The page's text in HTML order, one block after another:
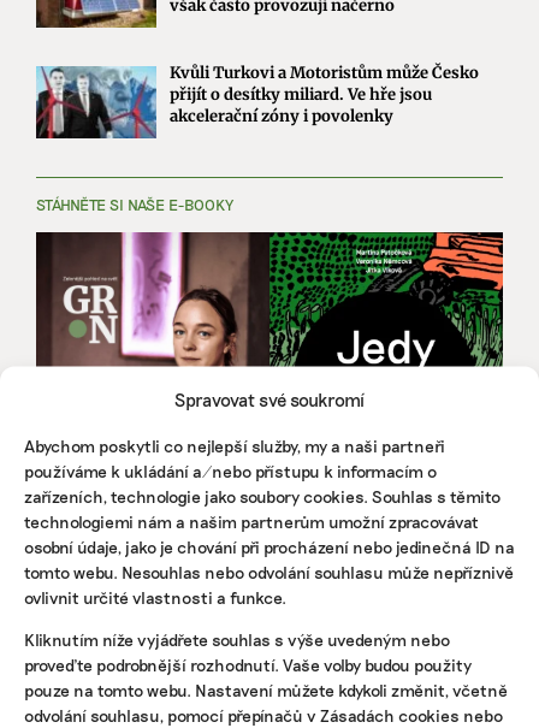
Spravovat své soukromí
Abychom poskytli co nejlepší služby, my a naši partneři
používáme k ukládání a/nebo přístupu k informacím o
zařízeních, technologie jako soubory cookies. Souhlas s těmito
technologiemi nám a našim partnerům umožní zpracovávat
osobní údaje, jako je chování při procházení nebo jedinečná ID na
tomto webu. Nesouhlas nebo odvolání souhlasu může nepříznivě
ovlivnit určité vlastnosti a funkce.
Kliknutím níže vyjádřete souhlas s výše uvedeným nebo
proveďte podrobnější rozhodnutí. Vaše volby budou použity
pouze na tomto webu. Nastavení můžete kdykoli změnit, včetně
odvolání souhlasu, pomocí přepínačů v Zásadách cookies nebo
však často provozují načerno
Kvůli Turkovi a Motoristům může Česko
přijít o desítky miliard. Ve hře jsou
akcelerační zóny i povolenky
STÁHNĚTE SI NAŠE E-BOOKY
KOMERČNÍ SDĚLENÍ
Udržitelnost, umění i komunitní sdílení.
Festival Týká se to také tebe v Uherském
Hradišti startuje tento týden